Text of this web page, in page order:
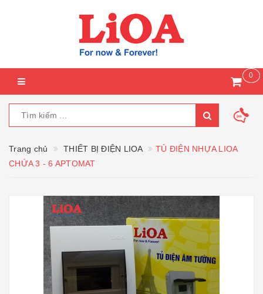
0
Trang chủ THIẾT BỊ ĐIỆN LIOA
TỦ ĐIỆN NHỰA LIOA
CHỨA 3 - 6 APTOMAT